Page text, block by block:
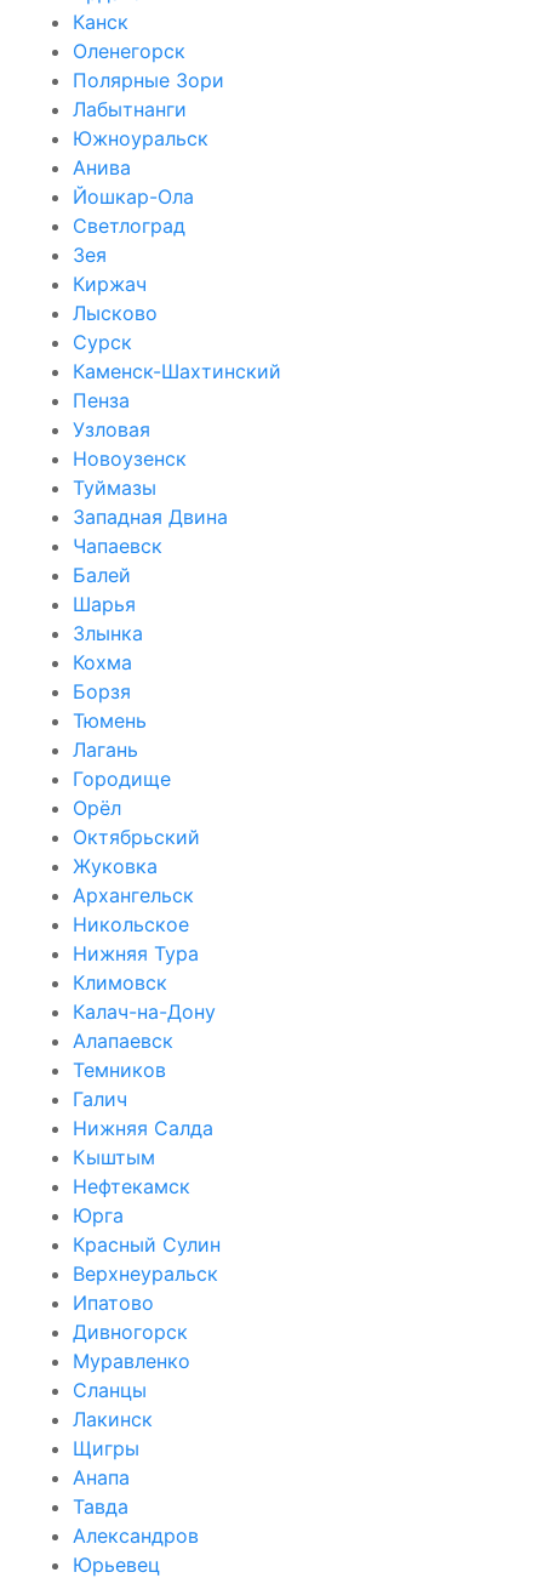
Канск
Оленегорск
Полярные Зори
Лабытнанги
Южноуральск
Анива
Йошкар-Ола
Светлоград
Зея
Киржач
Лысково
Сурск
Каменск-Шахтинский
Пенза
Узловая
Новоузенск
Туймазы
Западная Двина
Чапаевск
Балей
Шарья
Злынка
Кохма
Борзя
Тюмень
Лагань
Городище
Орёл
Октябрьский
Жуковка
Архангельск
Никольское
Нижняя Тура
Климовск
Калач-на-Дону
Алапаевск
Темников
Галич
Нижняя Салда
Кыштым
Нефтекамск
Юрга
Красный Сулин
Верхнеуральск
Ипатово
Дивногорск
Муравленко
Сланцы
Лакинск
Щигры
Анапа
Тавда
Александров
Юрьевец